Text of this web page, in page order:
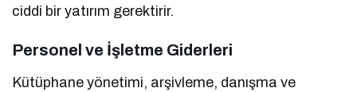
ciddi bir yatırım gerektirir.
Personel ve İşletme Giderleri
Kütüphane yönetimi, arşivleme, danışma ve